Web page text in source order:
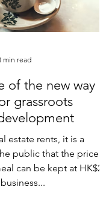
of the new way
grassroots
estate rents, it is a
public that the price of
can be kept at HK$25-
min read